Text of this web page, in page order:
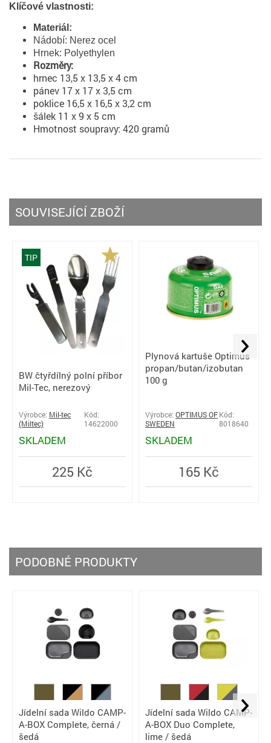
Klíčové vlastnosti:
Materiál:
Nádobí: Nerez ocel
Hrnek: Polyethylen
Rozměry:
hrnec 13,5 x 13,5 x 4 cm
pánev 17 x 17 x 3,5 cm
poklice 16,5 x 16,5 x 3,2 cm
šálek 11 x 9 x 5 cm
Hmotnost soupravy: 420 gramů
SOUVISEJÍCÍ ZBOŽÍ
TIP
BW čtyřdílný polní příbor
Mil-Tec, nerezový
Výrobce: Mil-tec
(Miltec)
Kód:
14622000
SKLADEM
225 Kč
Plynová kartuše Optimus
propan/butan/izobutan
100 g
Výrobce: OPTIMUS OF
SWEDEN
Kód:
8018640
SKLADEM
165 Kč
PODOBNÉ PRODUKTY
Jídelní sada Wildo CAMP-
A-BOX Complete, černá /
šedá
Jídelní sada Wildo CAMP-
A-BOX Duo Complete,
lime / šedá